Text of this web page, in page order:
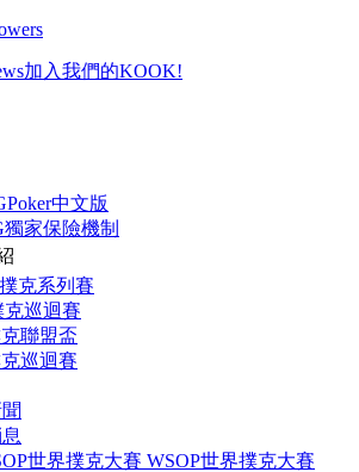
中文版
家保險機制
克系列賽
克巡迴賽
聯盟盃
巡迴賽
WSOP世界撲克大賽